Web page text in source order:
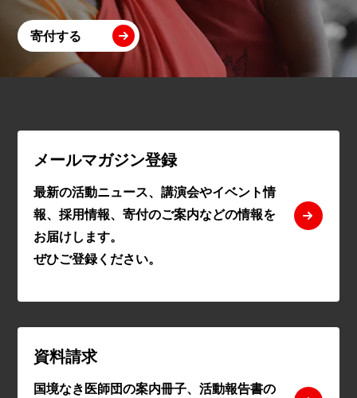
寄付する
メールマガジン登録
最新の活動ニュース、講演会やイベント情
報、採用情報、寄付のご案内などの情報を
お届けします。
ぜひご登録ください。
資料請求
国境なき医師団の案内冊子、活動報告書の